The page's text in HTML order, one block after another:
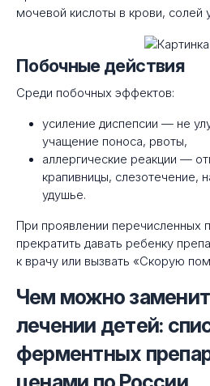
мочевой кислоты в крови, солей
Побочные действия
Среди побочных эффектов:
усиление диспепсии — не
учащение поноса, рвоты,
аллергические реакции —
крапивницы, слезотечение,
удушье.
При проявлении перечисленных
прекратить давать ребенку
к врачу или вызвать «Скорую
Чем можно
лечении детей:
ферментных